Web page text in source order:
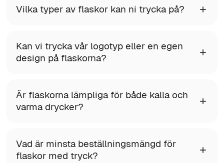
Vilka typer av flaskor kan ni trycka på?
Kan vi trycka vår logotyp eller en egen
design på flaskorna?
Är flaskorna lämpliga för både kalla och
varma drycker?
Vad är minsta beställningsmängd för
flaskor med tryck?